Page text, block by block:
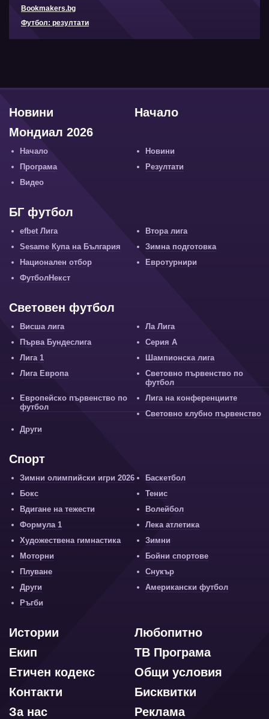
Bookmakers.bg
Футбол: резултати
Начало
Новини
Мондиал 2026
Начало
Новини
Програма
Резултати
Видео
БГ футбол
efbet Лига
Втора лига
Sesame Купа на България
Зимна подготовка
Национален отбор
Евротурнири
ФутболНекст
Световен футбол
Висша лига
Ла Лига
Първа Бундеслига
Серия А
Лига 1
Шампионска лига
Лига Европа
Световно първенство по
футбол
Европейско първенство по
футбол
Лига на конференциите
Световно клубно първенство
Други
Спорт
Зимни олимпийски игри 2026
Баскетбол
Бокс
Тенис
Вдигане на тежести
Волейбол
Формула 1
Лека атлетика
Художествена гимнастика
Зимни
Моторни
Бойни спортове
Плуване
Снукър
Други
Американски футбол
Ръгби
Любопитно
Истории
ТВ Програма
Екип
Общи условия
Етичен кодекс
Бисквитки
Контакти
Реклама
За нас